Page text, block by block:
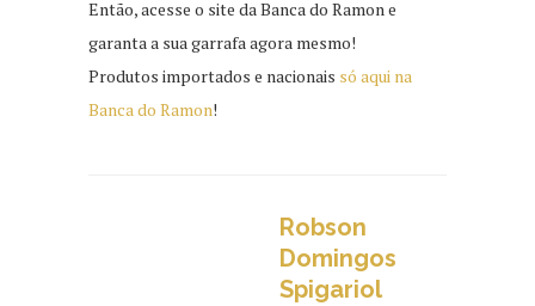
Então, acesse o site da Banca do Ramon e
garanta a sua garrafa agora mesmo!
Produtos importados e nacionais só aqui na
Banca do Ramon!
Robson
Domingos
Spigariol